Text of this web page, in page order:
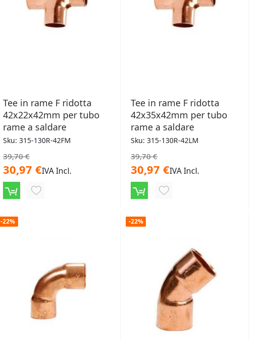
Tee in rame F ridotta
42x22x42mm per tubo
rame a saldare
Sku: 315-130R-42FM
39,70 €
30,97 €IVA Incl.
AGGIUNGI
Tee in rame F ridotta
42x35x42mm per tubo
rame a saldare
Sku: 315-130R-42LM
39,70 €
30,97 €IVA Incl.
AGGIUNGI
-22% -22%